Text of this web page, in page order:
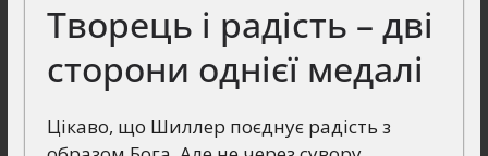
Творець і радість – дві
сторони однієї медалі
Цікаво, що Шиллер поєднує радість з